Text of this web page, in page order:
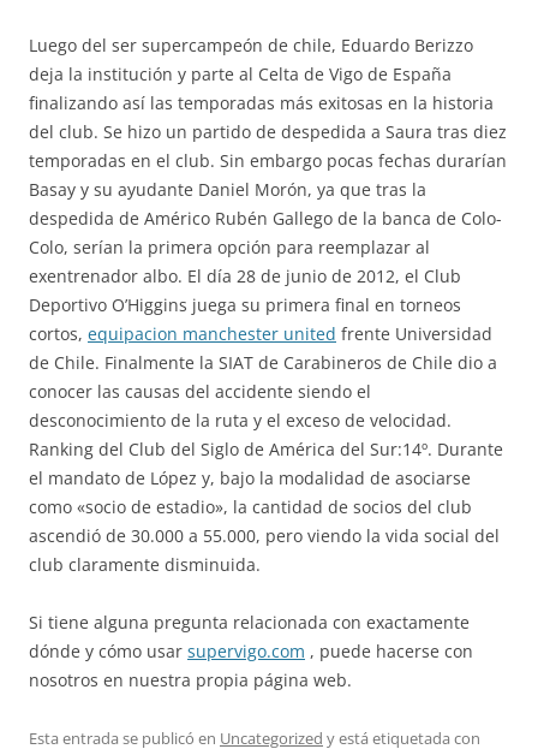
Luego del ser supercampeón de chile, Eduardo Berizzo
deja la institución y parte al Celta de Vigo de España
finalizando así las temporadas más exitosas en la historia
del club. Se hizo un partido de despedida a Saura tras diez
temporadas en el club. Sin embargo pocas fechas durarían
Basay y su ayudante Daniel Morón, ya que tras la
despedida de Américo Rubén Gallego de la banca de Colo-
Colo, serían la primera opción para reemplazar al
exentrenador albo. El día 28 de junio de 2012, el Club
Deportivo O’Higgins juega su primera final en torneos
cortos, equipacion manchester united frente Universidad
de Chile. Finalmente la SIAT de Carabineros de Chile dio a
conocer las causas del accidente siendo el
desconocimiento de la ruta y el exceso de velocidad.
Ranking del Club del Siglo de América del Sur:14º. Durante
el mandato de López y, bajo la modalidad de asociarse
como «socio de estadio», la cantidad de socios del club
ascendió de 30.000 a 55.000, pero viendo la vida social del
club claramente disminuida.
Si tiene alguna pregunta relacionada con exactamente
dónde y cómo usar supervigo.com , puede hacerse con
nosotros en nuestra propia página web.
Esta entrada se publicó en Uncategorized y está etiquetada con